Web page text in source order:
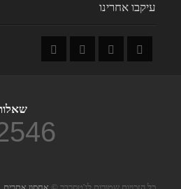
עיקבו אחרינו